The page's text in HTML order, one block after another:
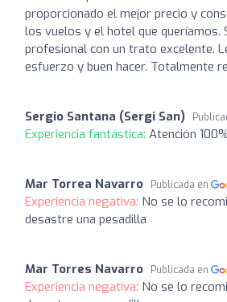
proporcionado el mejor precio y
los vuelos y el hotel que queríamos.
profesional con un trato excelente.
esfuerzo y buen hacer. Totalmente
Sergio Santana (Sergi San)
Experiencia fantástica: Atención
Mar Torrea Navarro Publicada en
Experiencia negativa: No se lo
desastre una pesadilla
Mar Torres Navarro Publicada en
Experiencia negativa: No se lo